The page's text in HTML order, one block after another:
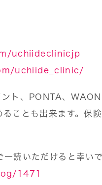
uchiideclinicjp
uchiide_clinic/
ト、PONTA、
ことも出来ます。保
読いただけると幸いで
1471